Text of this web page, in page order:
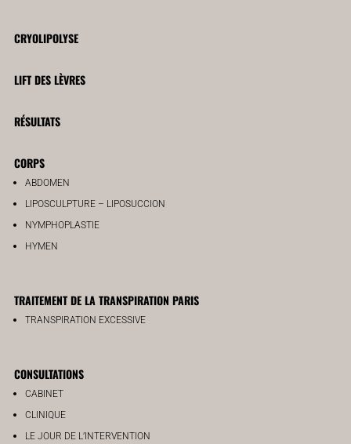
CRYOLIPOLYSE
LIFT DES LÈVRES
RÉSULTATS
CORPS
ABDOMEN
LIPOSCULPTURE – LIPOSUCCION
NYMPHOPLASTIE
HYMEN
TRAITEMENT DE LA TRANSPIRATION PARIS
TRANSPIRATION EXCESSIVE
CONSULTATIONS
CABINET
CLINIQUE
LE JOUR DE L’INTERVENTION